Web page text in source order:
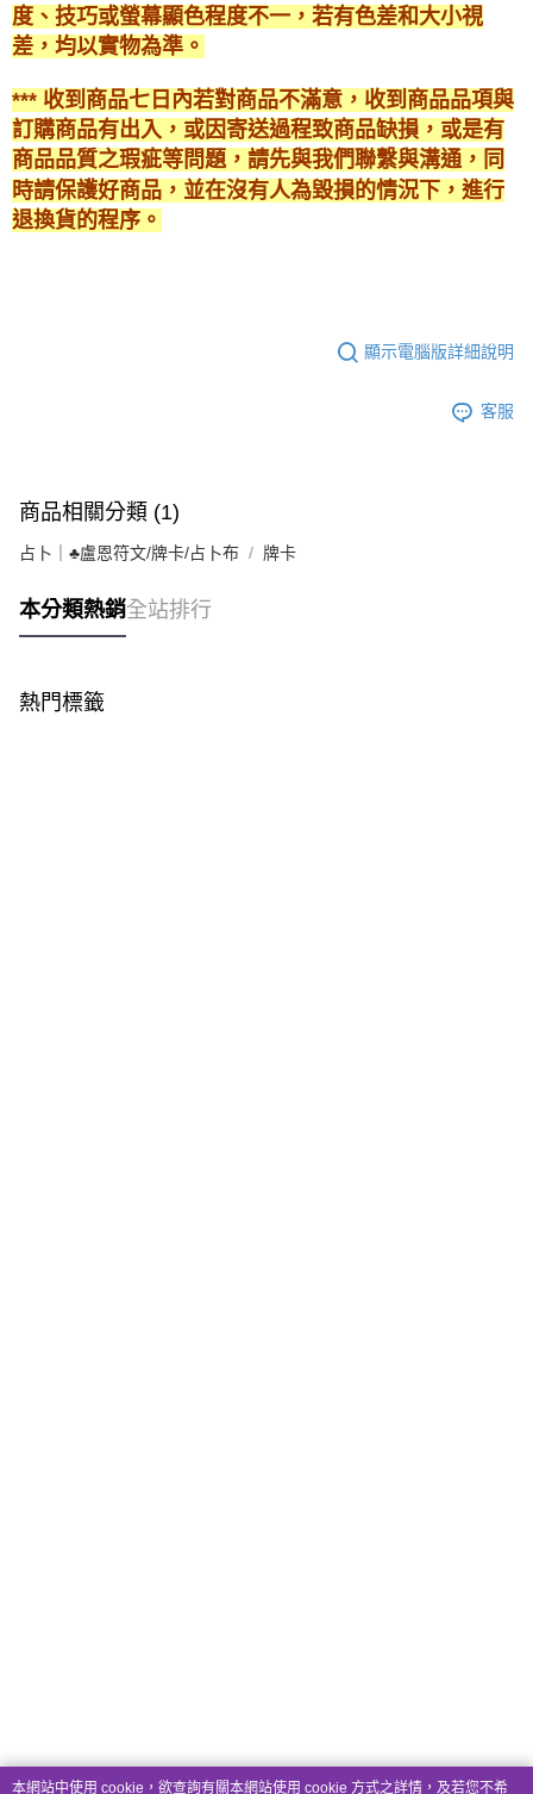
度、技巧或螢幕顯色程度不一，若有色差和大小視
差，均以實物為準。
*** 收到商品七日內若對商品不滿意，收到商品品項與
訂購商品有出入，或因寄送過程致商品缺損，或是有
商品品質之瑕疵等問題，請先與我們聯繫與溝通，同
時請保護好商品，並在沒有人為毀損的情況下，進行
退換貨的程序。
顯示電腦版詳細說明
客服
商品相關分類 (1)
占卜｜♣盧恩符文/牌卡/占卜布 牌卡
本分類熱銷全站排行
熱門標籤
本網站中使用 cookie，欲查詢有關本網站使用 cookie 方式之詳情，及若您不希